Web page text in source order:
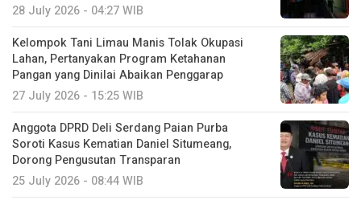
28 July 2026 - 04:27 WIB
Kelompok Tani Limau Manis Tolak Okupasi
Lahan, Pertanyakan Program Ketahanan
Pangan yang Dinilai Abaikan Penggarap
27 July 2026 - 15:25 WIB
Anggota DPRD Deli Serdang Paian Purba
Soroti Kasus Kematian Daniel Situmeang,
Dorong Pengusutan Transparan
25 July 2026 - 08:44 WIB